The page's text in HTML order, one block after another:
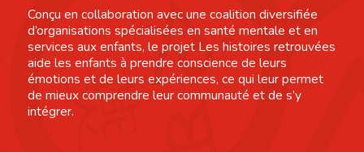
Conçu en collaboration avec une coalition diversifiée
d’organisations spécialisées en santé mentale et en
services aux enfants, le projet Les histoires retrouvées
aide les enfants à prendre conscience de leurs
émotions et de leurs expériences, ce qui leur permet
de mieux comprendre leur communauté et de s’y
intégrer.